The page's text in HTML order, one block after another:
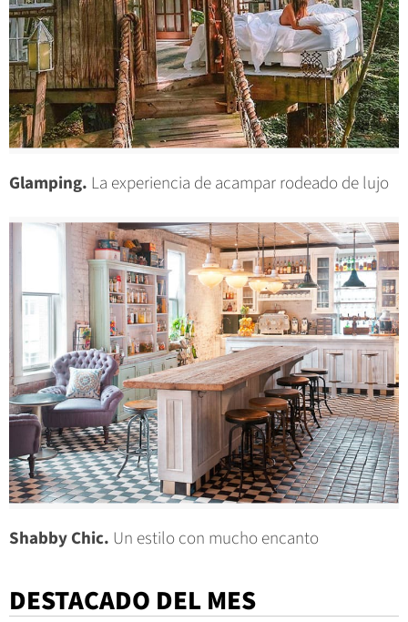
Glamping. La experiencia de acampar rodeado de lujo
Shabby Chic. Un estilo con mucho encanto
DESTACADO DEL MES